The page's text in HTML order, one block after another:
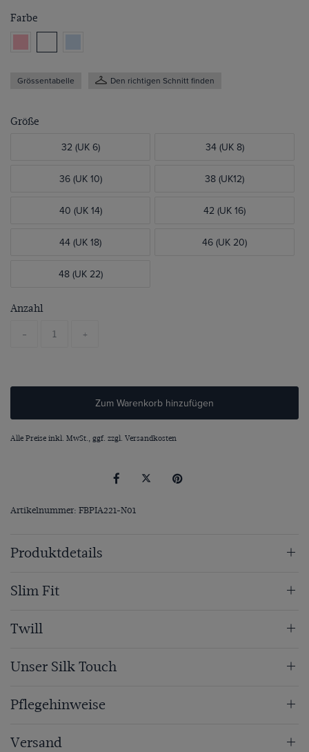
Farbe
Grössentabelle Den richtigen Schnitt finden
Größe
32 (UK 6) 34 (UK 8)
36 (UK 10) 38 (UK12)
40 (UK 14) 42 (UK 16)
44 (UK 18) 46 (UK 20)
48 (UK 22)
Anzahl
- +
Zum Warenkorb hinzufügen
Alle Preise inkl. MwSt., ggf. zzgl. Versandkosten
Artikelnummer: FBPIA221-N01
Produktdetails
Slim Fit
Twill
Unser Silk Touch
Pflegehinweise
Versand